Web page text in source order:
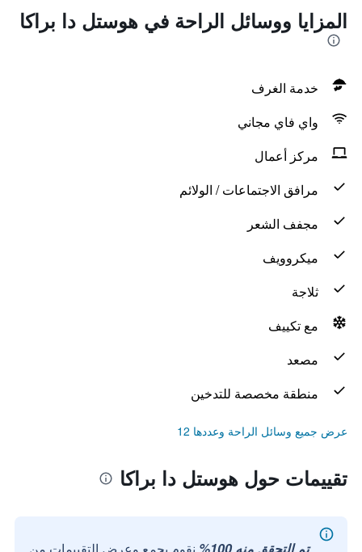
المزايا ووسائل الراحة في هوستل دا براكا
خدمة الغرف
واي فاي مجاني
مركز أعمال
مرافق الاجتماعات / الولائم
مجفف الشعر
ميكروويف
ثلاجة
مع تكييف
مصعد
منطقة مخصصة للتدخين
عرض جميع وسائل الراحة وعددها 12
تقييمات حول هوستل دا براكا